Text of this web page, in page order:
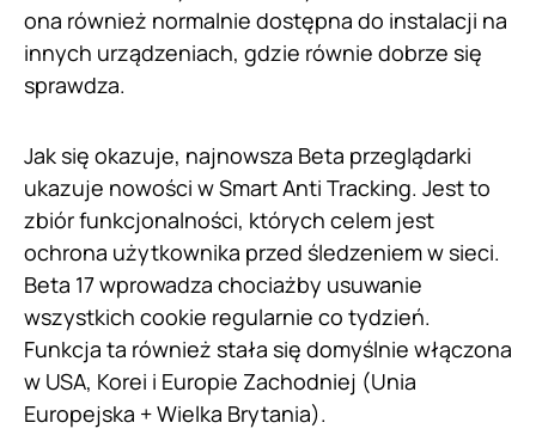
ona również normalnie dostępna do instalacji na
innych urządzeniach, gdzie równie dobrze się
sprawdza.
Jak się okazuje, najnowsza Beta przeglądarki
ukazuje nowości w Smart Anti Tracking. Jest to
zbiór funkcjonalności, których celem jest
ochrona użytkownika przed śledzeniem w sieci.
Beta 17 wprowadza chociażby usuwanie
wszystkich cookie regularnie co tydzień.
Funkcja ta również stała się domyślnie włączona
w USA, Korei i Europie Zachodniej (Unia
Europejska + Wielka Brytania).